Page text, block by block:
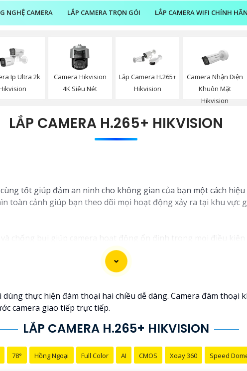
NGHỆ CAMERA LẮP CAMERA TRỌN GÓI LẮP CAMERA WIFI CHÍNH
Ip Ultra 2k
Camera Hikvision
4K Siêu Nét
Lắp Camera H.265+
Hikvision
Camera Nhận Diện
Khuôn Mặt
Hikvision
LẮP CAMERA H.265+ HIKVISION
tốt giúp đảm an ninh cho không gian của bạn một cách
toàn cảnh giúp bạn theo dõi mọi hoạt động xảy ra tại khu vực
và chống bụi giúp camera hoạt động ổn định trong mọi điều
bị xâm nhập hoặc mất trội tài sản.
thực hiện đàm thoại hai chiều dễ dàng. Camera đàm thoại
camera giao tiếp trực tiếp.
LẮP CAMERA H.265+ HIKVISION
78° Hồng Ngoại Full Color AI CMOS Xoay 360 Speed